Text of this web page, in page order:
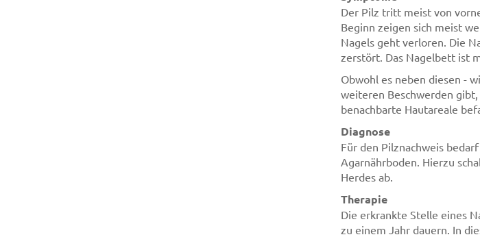
Der Pilz tritt meist von
Beginn zeigen sich meist
Nagels geht verloren. Die
zerstört. Das Nagelbett ist
Obwohl es neben diesen -
weiteren Beschwerden
benachbarte Hautareale
Diagnose
Für den Pilznachweis
Agarnährboden. Hierzu
Herdes ab.
Therapie
Die erkrankte Stelle eines
zu einem Jahr dauern. In